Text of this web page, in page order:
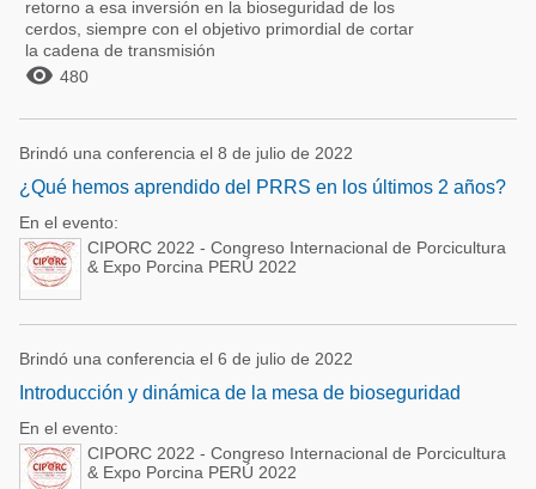
retorno a esa inversión en la bioseguridad de los
cerdos, siempre con el objetivo primordial de cortar
la cadena de transmisión
 480
Brindó una conferencia el 8 de julio de 2022
¿Qué hemos aprendido del PRRS en los últimos 2 años?
En el evento:
CIPORC 2022 - Congreso Internacional de Porcicultura
& Expo Porcina PERÚ 2022
Brindó una conferencia el 6 de julio de 2022
Introducción y dinámica de la mesa de bioseguridad
En el evento:
CIPORC 2022 - Congreso Internacional de Porcicultura
& Expo Porcina PERÚ 2022